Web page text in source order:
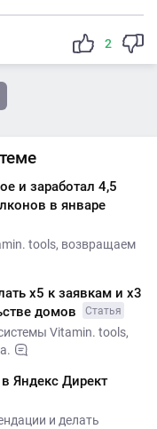
2
и заработал 4,5
в январе
tools, возвращаем
х5 к заявкам и х3
домов
Статья
Vitamin. tools,
Яндекс Директ
и делать